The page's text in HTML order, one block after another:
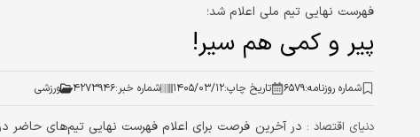
فهرست نهایی تیم ملی اعلام شد؛
پیر و کمی هم سیر!
شماره روزنامه:۶۵۷۹ تاریخ چاپ:۱۴۰۵/۰۳/۱۲ شماره خبر:۴۲۷۳۹۴۶ ورزشی
دنیای اقتصاد :